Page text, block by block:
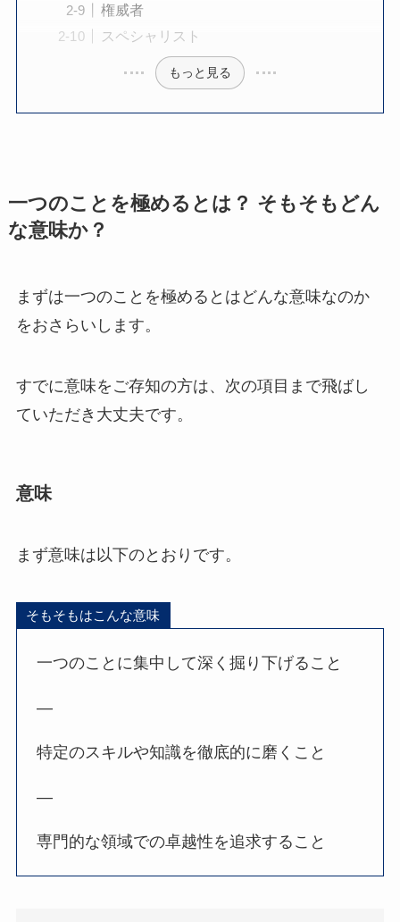
権威者
スペシャリスト
もっと見る
一つのことを極めるとは？ そもそもどん
な意味か？
まずは一つのことを極めるとはどんな意味なのか
をおさらいします。
すでに意味をご存知の方は、次の項目まで飛ばし
ていただき大丈夫です。
意味
まず意味は以下のとおりです。
そもそもはこんな意味
一つのことに集中して深く掘り下げること
—
特定のスキルや知識を徹底的に磨くこと
—
専門的な領域での卓越性を追求すること